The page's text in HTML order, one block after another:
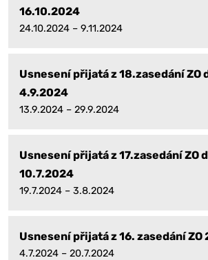
16.10.2024
24.10.2024 – 9.11.2024
Usnesení přijatá z 18.zasedání ZO
4.9.2024
13.9.2024 – 29.9.2024
Usnesení přijatá z 17.zasedání ZO
10.7.2024
19.7.2024 – 3.8.2024
Usnesení přijatá z 16. zasedání
4.7.2024 – 20.7.2024